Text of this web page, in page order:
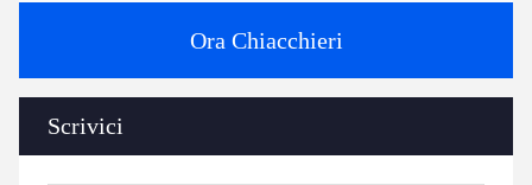
Ora Chiacchieri
Scrivici